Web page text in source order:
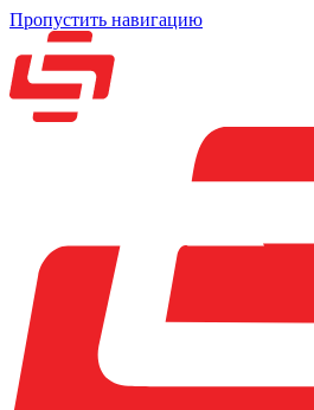
Пропустить навигацию